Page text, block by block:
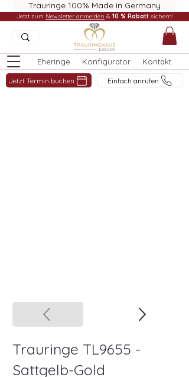
Trauringe 100% Made in Germany
Eheringe Konfigurator Kontakt
Jetzt Termin buchen Einfach anrufen
Jetzt zum Newsletter anmelden & 10 % Rabatt sichern!
Trauringe TL9655 -
Sattgelb-Gold